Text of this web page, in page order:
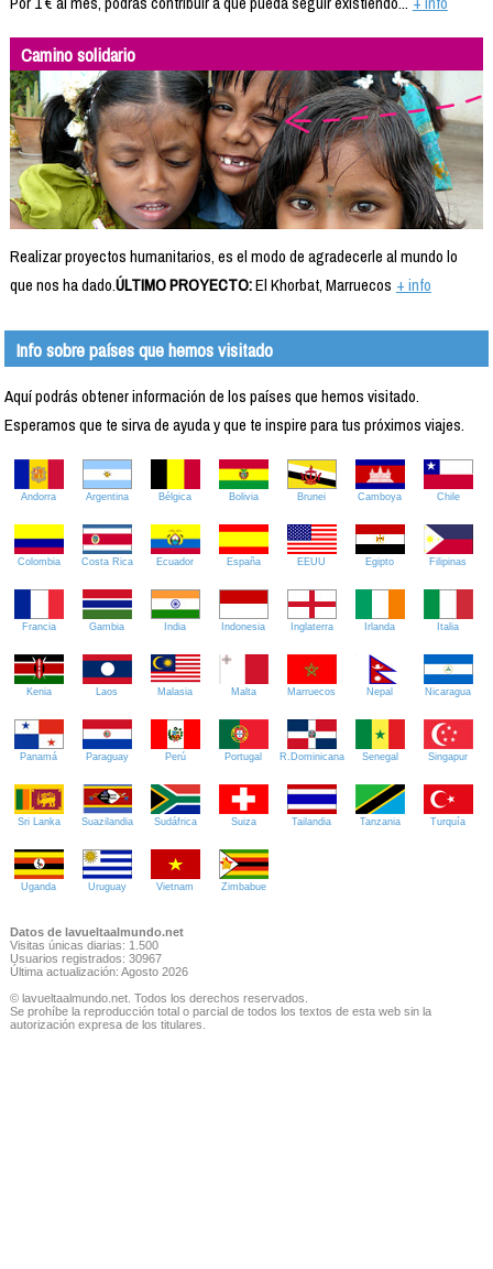
Camino solidario
Realizar proyectos humanitarios, es el modo de agradecerle al mundo lo
que nos ha dado.ÚLTIMO PROYECTO:El Khorbat, Marruecos + info
Info sobre países que hemos visitado
Aquí podrás obtener información de los países que hemos visitado.
Esperamos que te sirva de ayuda y que te inspire para tus próximos viajes.
Andorra Argentina Bélgica Bolivia Brunei Camboya Chile
Colombia Costa Rica Ecuador España EEUU Egipto Filipinas
Francia Gambia India Indonesia Inglaterra Irlanda Italia
Kenia Laos Malasia Malta Marruecos Nepal Nicaragua
Panamá Paraguay Perú Portugal R.Dominicana Senegal Singapur
Sri Lanka Suazilandia Sudáfrica Suiza Tailandia Tanzania Turquía
Uganda Uruguay Vietnam Zimbabue
Datos de lavueltaalmundo.net
Visitas únicas diarias: 1.500
Usuarios registrados: 30967
Última actualización: Agosto 2026
© lavueltaalmundo.net. Todos los derechos reservados.
Se prohíbe la reproducción total o parcial de todos los textos de esta web sin la
autorización expresa de los titulares.